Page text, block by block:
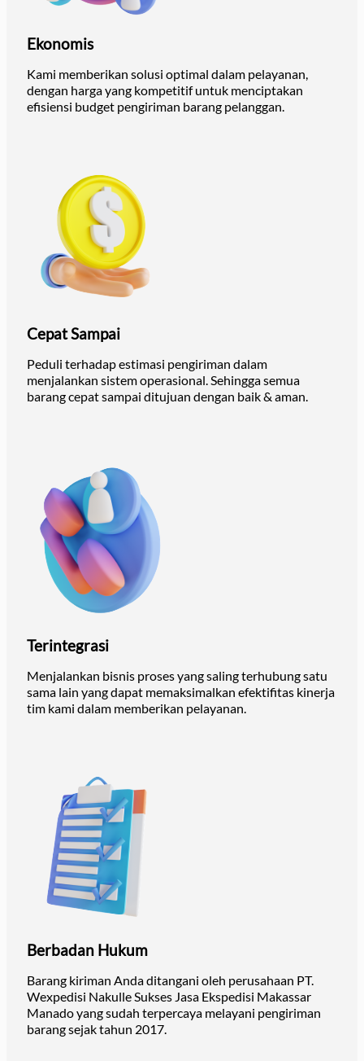
Ekonomis
Kami memberikan solusi optimal dalam pelayanan,
dengan harga yang kompetitif untuk menciptakan
efisiensi budget pengiriman barang pelanggan.
Cepat Sampai
Peduli terhadap estimasi pengiriman dalam
menjalankan sistem operasional. Sehingga semua
barang cepat sampai ditujuan dengan baik & aman.
Terintegrasi
Menjalankan bisnis proses yang saling terhubung satu
sama lain yang dapat memaksimalkan efektifitas kinerja
tim kami dalam memberikan pelayanan.
Berbadan Hukum
Barang kiriman Anda ditangani oleh perusahaan PT.
Wexpedisi Nakulle Sukses Jasa Ekspedisi Makassar
Manado yang sudah terpercaya melayani pengiriman
barang sejak tahun 2017.